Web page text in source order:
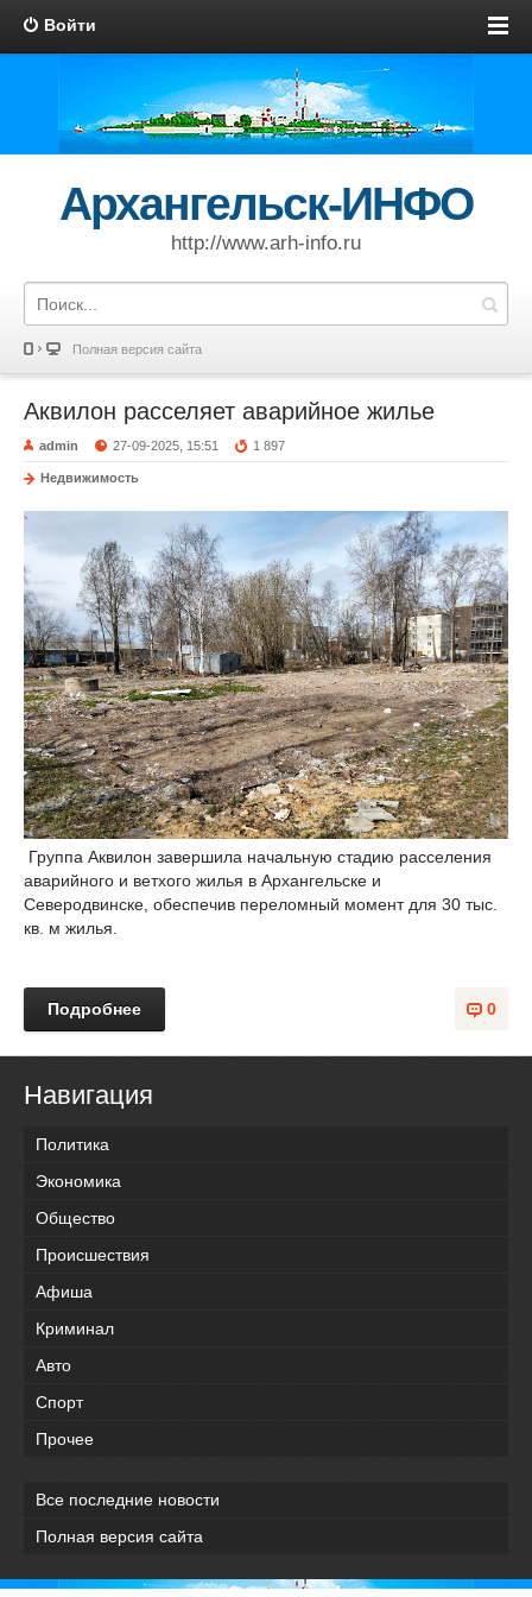
Войти
Архангельск-ИНФО
http://www.arh-info.ru
Полная версия сайта
Аквилон расселяет аварийное жилье
admin 27-09-2025, 15:51 1 897
Недвижимость
Группа Аквилон завершила начальную стадию расселения
аварийного и ветхого жилья в Архангельске и
Северодвинске, обеспечив переломный момент для 30 тыс.
кв. м жилья.
0
Подробнее
Навигация
Политика
Экономика
Общество
Происшествия
Афиша
Криминал
Авто
Спорт
Прочее
Все последние новости
Полная версия сайта